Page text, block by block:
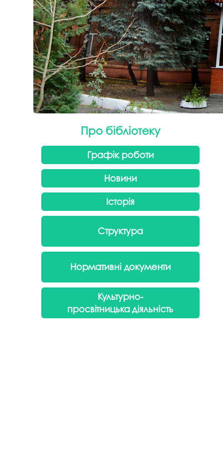
Про бібліотеку
Графік роботи
Новини
Історія
Структура
Нормативні документи
Культурно-
просвітницькадіяльність